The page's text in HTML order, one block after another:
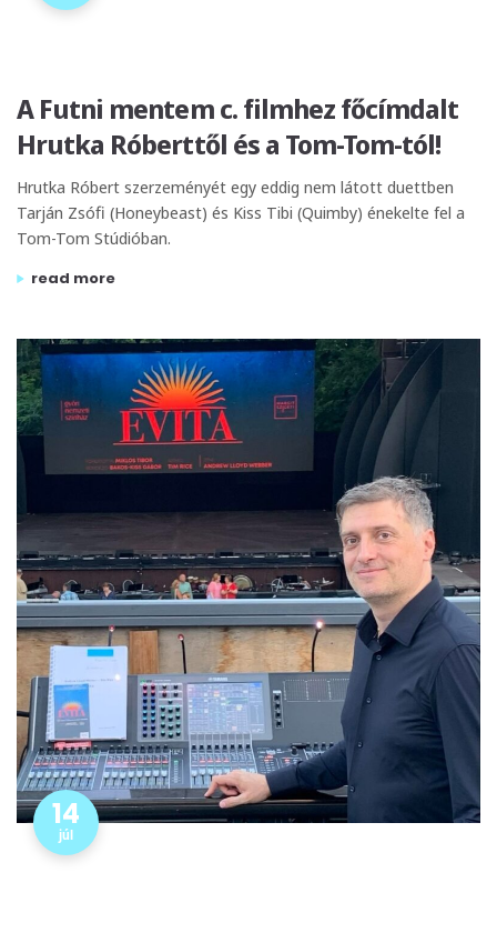
A Futni mentem c. filmhez főcímdalt
Hrutka Róberttől és a Tom-Tom-tól!
Hrutka Róbert szerzeményét egy eddig nem látott duettben
Tarján Zsófi (Honeybeast) és Kiss Tibi (Quimby) énekelte fel a
Tom-Tom Stúdióban.
read more
„a futni mentem c. filmhez főcímdalt hrutka róberttől és a
14
júl